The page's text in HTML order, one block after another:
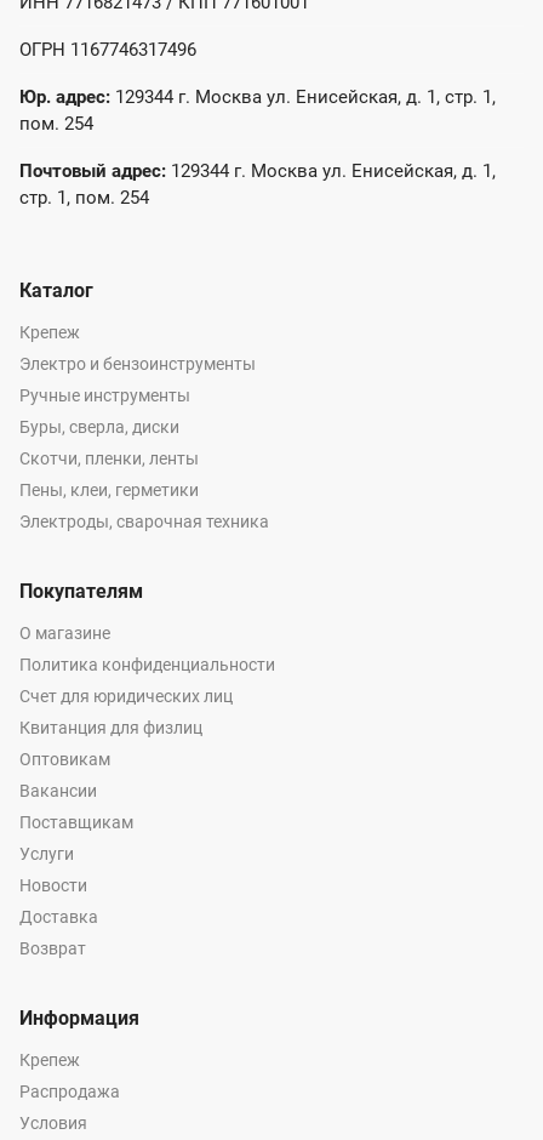
ОГРН 1167746317496
Юр. адрес: 129344 г. Москва ул. Енисейская, д. 1, стр. 1,
пом. 254
Почтовый адрес: 129344 г. Москва ул. Енисейская, д. 1,
стр. 1, пом. 254
Каталог
Крепеж
Электро и бензоинструменты
Ручные инструменты
Буры, сверла, диски
Скотчи, пленки, ленты
Пены, клеи, герметики
Электроды, сварочная техника
Покупателям
О магазине
Политика конфиденциальности
Счет для юридических лиц
Квитанция для физлиц
Оптовикам
Вакансии
Поставщикам
Услуги
Новости
Доставка
Возврат
Информация
Крепеж
Распродажа
Условия